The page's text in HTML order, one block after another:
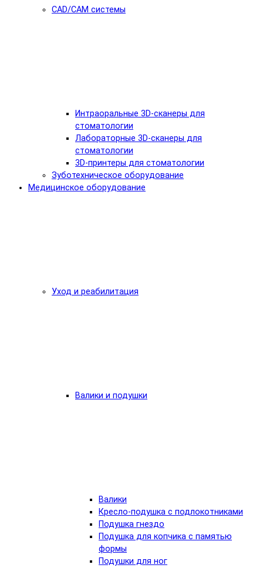
CAD/CAM системы
Интраоральные 3D-сканеры для
стоматологии
Лабораторные 3D-сканеры для
стоматологии
3D-принтеры для стоматологии
Зуботехническое оборудование
Медицинское оборудование
Уход и реабилитация
Валики и подушки
Валики
Кресло-подушка с подлокотниками
Подушка гнездо
Подушка для копчика с памятью
формы
Подушки для ног